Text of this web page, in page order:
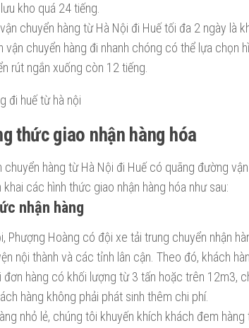
kho quá 24 tiếng.
chuyển hàng từ Hà Nội đi Huế tối đa 2 ngày là
vận chuyển hàng đi nhanh chóng có thể lựa chọn
rút ngắn xuống còn 12 tiếng.
thức giao nhận hàng hóa
chuyển hàng từ Hà Nội đi Huế có quãng đường
khai các hình thức giao nhận hàng hóa như sau:
nhận hàng
Phượng Hoàng có đội xe tải trung chuyển nhận
nội thành và các tỉnh lân cận. Theo đó, khách
đơn hàng có khối lượng từ 3 tấn hoặc trên 12m3,
hàng không phải phát sinh thêm chi phí.
nhỏ lẻ, chúng tôi khuyến khích khách đem